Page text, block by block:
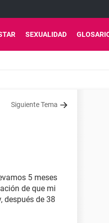
SEXUALIDAD
Siguiente Tema
5 meses
de que mi
después de 38